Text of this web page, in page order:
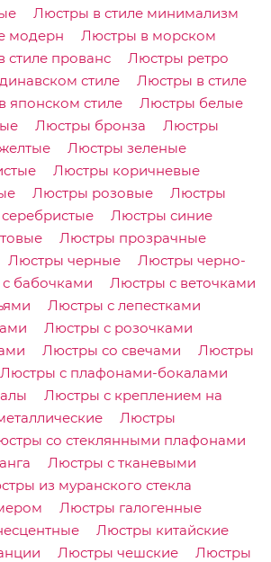
Люстры в стиле минимализм
модерн
Люстры в морском
стиле прованс
Люстры ретро
стиле
Люстры в стиле
японском стиле
Люстры белые
Люстры бронза
Люстры
Люстры зеленые
Люстры коричневые
Люстры розовые
Люстры
Люстры синие
Люстры прозрачные
Люстры черные
Люстры черно-
бабочками
Люстры с веточками
Люстры с лепестками
Люстры с розочками
Люстры со свечами
Люстры
Люстры с плафонами-бокалами
Люстры с креплением на
Люстры
со стеклянными плафонами
Люстры с тканевыми
из муранского стекла
Люстры галогенные
Люстры китайские
Люстры чешские
Люстры